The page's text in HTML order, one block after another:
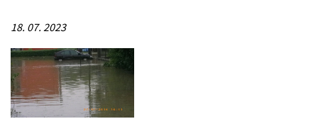
18. 07. 2023